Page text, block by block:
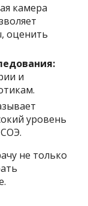
камера
оценить
и
уровень
не только